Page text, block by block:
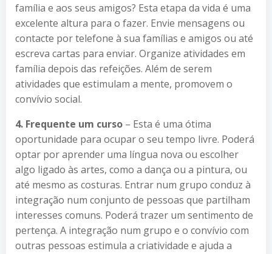
família e aos seus amigos? Esta etapa da vida é uma
excelente altura para o fazer. Envie mensagens ou
contacte por telefone à sua famílias e amigos ou até
escreva cartas para enviar. Organize atividades em
família depois das refeições. Além de serem
atividades que estimulam a mente, promovem o
convívio social.
4. Frequente um curso – Esta é uma ótima
oportunidade para ocupar o seu tempo livre. Poderá
optar por aprender uma língua nova ou escolher
algo ligado às artes, como a dança ou a pintura, ou
até mesmo as costuras. Entrar num grupo conduz à
integração num conjunto de pessoas que partilham
interesses comuns. Poderá trazer um sentimento de
pertença. A integração num grupo e o convívio com
outras pessoas estimula a criatividade e ajuda a